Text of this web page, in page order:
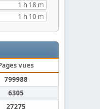
1 h 18 m
1 h 10 m
vues
799988
6305
27275